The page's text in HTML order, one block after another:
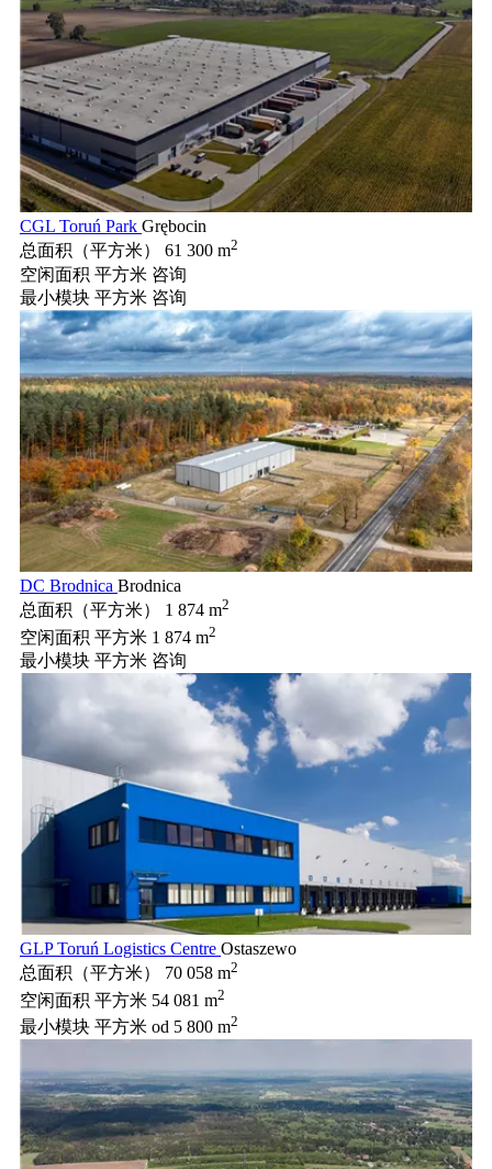
CGL Toruń Park Grębocin
总面积（平方米）
61 300 m2
空闲面积 平方米 咨询
最小模块 平方米 咨询
DC Brodnica Brodnica
总面积（平方米）
1 874 m2
空闲面积 平方米 1 874 m2
最小模块 平方米 咨询
GLP Toruń Logistics Centre Ostaszewo
总面积（平方米）
70 058 m2
空闲面积 平方米 54 081 m2
最小模块 平方米 od 5 800 m2